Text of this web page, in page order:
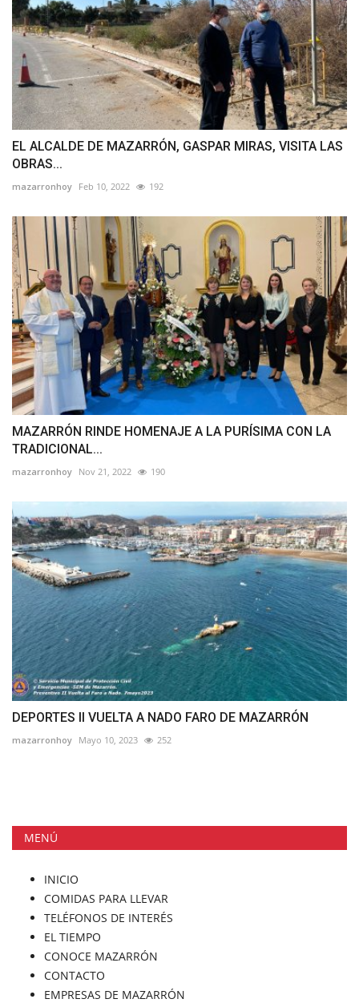
EL ALCALDE DE MAZARRÓN, GASPAR MIRAS, VISITA LAS
OBRAS...
mazarronhoy Feb 10, 2022 192
MAZARRÓN RINDE HOMENAJE A LA PURÍSIMA CON LA
TRADICIONAL...
mazarronhoy Nov 21, 2022 190
DEPORTES II VUELTA A NADO FARO DE MAZARRÓN
mazarronhoy Mayo 10, 2023 252
MENÚ
INICIO
COMIDAS PARA LLEVAR
TELÉFONOS DE INTERÉS
EL TIEMPO
CONOCE MAZARRÓN
CONTACTO
EMPRESAS DE MAZARRÓN